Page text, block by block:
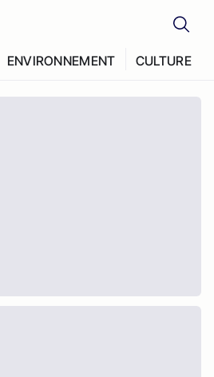
ENVIRONNEMENT CULTURE